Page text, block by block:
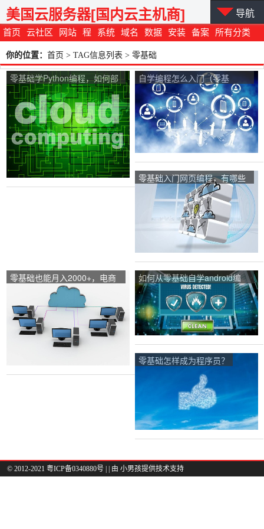
首页 云社区 网站 程 系统 域名 数据 安装 备案 所有分类
美国云服务器[国内云主机商] 导航
你的位置： 首页 > TAG信息列表 > 零基础
零基础学Python编程，如何部
署环境？
自学编程怎么入门（零基
础）？
零基础入门网页编程，有哪些
好用的软件？
零基础也能月入2000+，电商
真的很难吗？
如何从零基础自学android编
程？学习安卓将来能做什么？
零基础怎样成为程序员？
© 2012-2021 粤ICP备0340880号 | | 由 小男孩提供技术支持